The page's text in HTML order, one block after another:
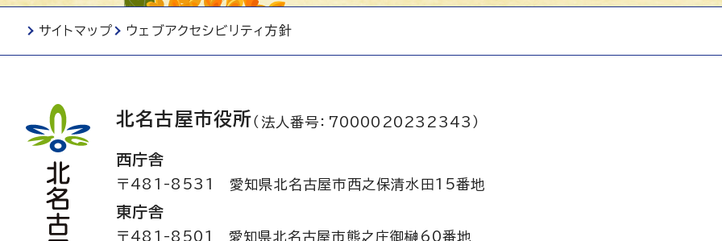
サイトマップ ウェブアクセシビリティ方針
北名古屋市役所（法人番号：7000020232343）
西庁舎
〒481-8531 愛知県北名古屋市西之保清水田15番地
東庁舎
〒481-8501 愛知県北名古屋市熊之庄御榊60番地